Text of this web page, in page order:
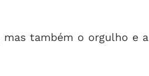
também o orgulho e a